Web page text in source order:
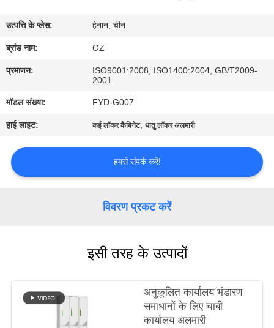
नियंत्रण
संपर्क
करें
समाचार
एक
साइटमैप
उत्पत्ति के प्लेस: हेनान, चीन
ब्रांड नाम: OZ
प्रमाणन:
ISO9001:2008, ISO1400:2004, GB/T2009-
2001
मॉडल संख्या: FYD-G007
हाई लाइट: कई लॉकर कैबिनेट,धातु लॉकर अलमारी
हमसे संपर्क करें!
विवरण प्रकट करें
इसी तरह के उत्पादों
अनुकूलित कार्यालय भंडारण
समाधानों के लिए चाबी
कार्यालय अलमारी